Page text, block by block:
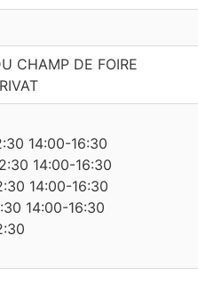
CHAMP DE FOIRE
14:00-16:30
14:00-16:30
14:00-16:30
14:00-16:30